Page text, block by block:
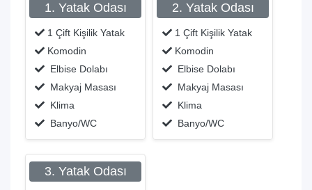
1. Yatak Odası
1 Çift Kişilik Yatak
Komodin
Elbise Dolabı
Makyaj Masası
Klima
Banyo/WC
2. Yatak Odası
1 Çift Kişilik Yatak
Komodin
Elbise Dolabı
Makyaj Masası
Klima
Banyo/WC
3. Yatak Odası